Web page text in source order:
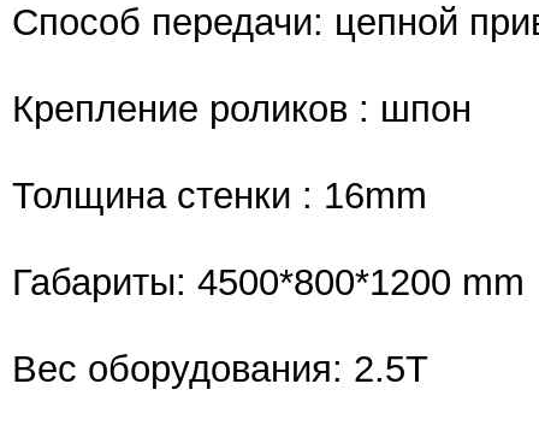
Способ передачи: цепной
Крепление роликов : шпон
Толщина стенки : 16mm
Габариты: 4500*800*1200 mm
Вес оборудования: 2.5T